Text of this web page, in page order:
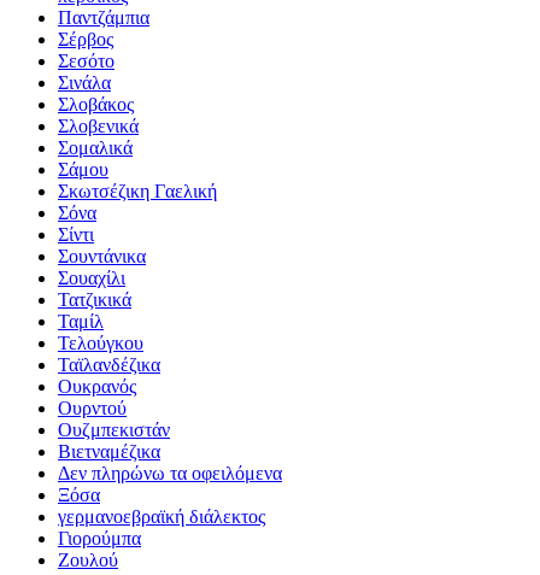
Παντζάμπια
Σέρβος
Σεσότο
Σινάλα
Σλοβάκος
Σλοβενικά
Σομαλικά
Σάμου
Σκωτσέζικη Γαελική
Σόνα
Σίντι
Σουντάνικα
Σουαχίλι
Τατζικικά
Ταμίλ
Τελούγκου
Ταϊλανδέζικα
Ουκρανός
Ουρντού
Ουζμπεκιστάν
Βιετναμέζικα
Δεν πληρώνω τα οφειλόμενα
Ξόσα
γερμανοεβραϊκή διάλεκτος
Γιορούμπα
Ζουλού